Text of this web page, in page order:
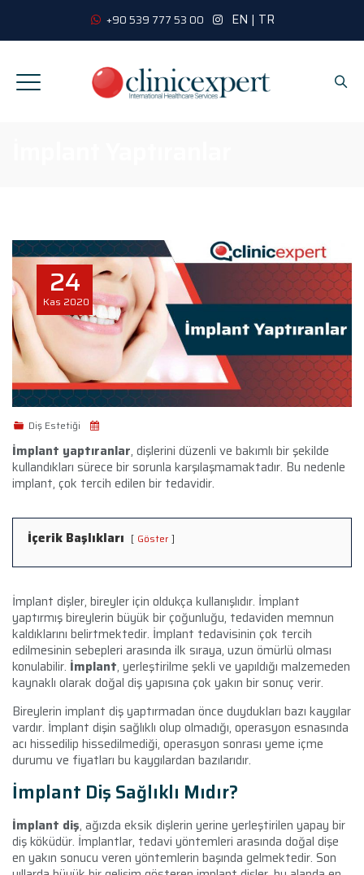
+90 539 777 53 00 EN | TR
24
Kas 2020
Diş Estetiği
İmplant yaptıranlar, dişlerini düzenli ve bakımlı bir şekilde
kullandıkları sürece bir sorunla karşılaşmamaktadır. Bu nedenle
implant, çok tercih edilen bir tedavidir.
İçerik Başlıkları Göster
İmplant dişler, bireyler için oldukça kullanışlıdır. İmplant
yaptırmış bireylerin büyük bir çoğunluğu, tedaviden memnun
kaldıklarını belirtmektedir. İmplant tedavisinin çok tercih
edilmesinin sebepleri arasında ilk sıraya, uzun ömürlü olması
konulabilir. İmplant, yerleştirilme şekli ve yapıldığı malzemeden
kaynaklı olarak doğal diş yapısına çok yakın bir sonuç verir.
Bireylerin implant diş yaptırmadan önce duydukları bazı kaygılar
vardır. İmplant dişin sağlıklı olup olmadığı, operasyon esnasında
acı hissedilip hissedilmediği, operasyon sonrası yeme içme
durumu ve fiyatları bu kaygılardan bazılarıdır.
İmplant Diş Sağlıklı Mıdır?
İmplant diş, ağızda eksik dişlerin yerine yerleştirilen yapay bir
diş köküdür. İmplantlar, tedavi yöntemleri arasında doğal dişe
en yakın sonucu veren yöntemlerin başında gelmektedir. Son